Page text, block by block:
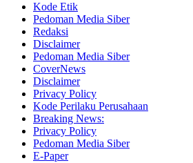
Kode Etik
Pedoman Media Siber
Redaksi
Disclaimer
Pedoman Media Siber
CoverNews
Disclaimer
Privacy Policy
Kode Perilaku Perusahaan
Breaking News:
Privacy Policy
Pedoman Media Siber
E-Paper